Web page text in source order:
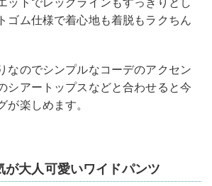
ゴム仕様で着心地も着脱もラクちん
なのでシンプルなコーデのアクセン
シアートップスなどと合わせると今
が楽しめます。
が大人可愛いワイドパンツ